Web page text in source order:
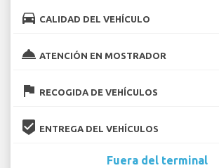
directions_car CALIDAD DEL VEHÍCULO
room_service ATENCIÓN EN MOSTRADOR
flag RECOGIDA DE VEHÍCULOS
beenhere ENTREGA DEL VEHÍCULOS
Fuera del terminal